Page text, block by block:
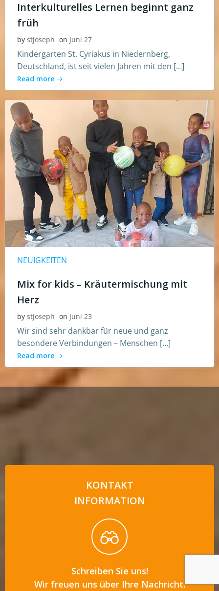
Interkulturelles Lernen beginnt ganz
früh
by stjoseph on Juni 27
Kindergarten St. Cyriakus in Niedernberg,
Deutschland, ist seit vielen Jahren mit den […]
Read more
NEUIGKEITEN
Mix for kids – Kräutermischung mit
Herz
by stjoseph on Juni 23
Wir sind sehr dankbar für neue und ganz
besondere Verbindungen – Menschen […]
Read more
KONTAKT
INFORMATION
Schreiben Sie uns!
Wir freuen uns über Ihre Nachricht.